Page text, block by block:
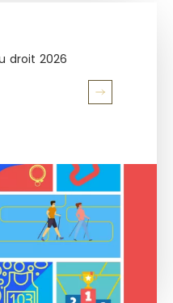
droit 2026